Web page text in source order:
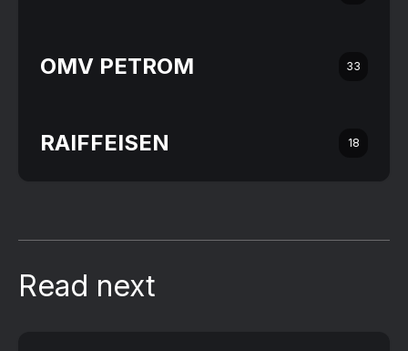
OMV PETROM 33
RAIFFEISEN 18
Read next